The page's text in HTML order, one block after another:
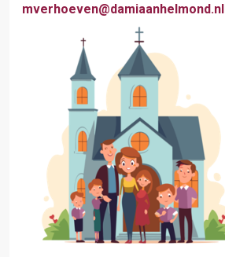
mverhoeven@damiaanhelmond.nl